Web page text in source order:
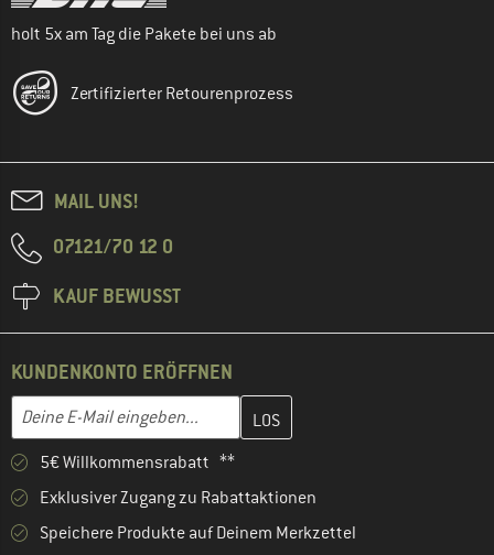
holt 5x am Tag die Pakete bei uns ab
Zertifizierter Retourenprozess
MAIL UNS!
07121/70 12 0
KAUF BEWUSST
KUNDENKONTO ERÖFFNEN
E-Mail-Adresse
Gib hier deine E-Mail-Adresse ein und erstelle im nächsten
5€ Willkommensrabatt **
Exklusiver Zugang zu Rabattaktionen
Speichere Produkte auf Deinem Merkzettel